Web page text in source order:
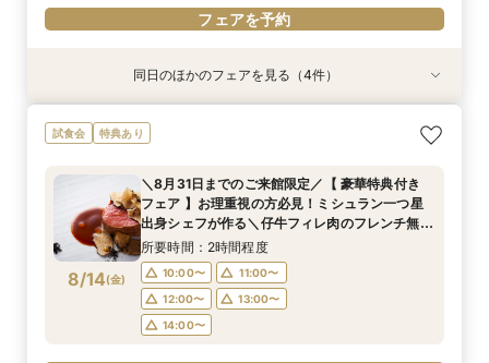
フェアを予約
特典あり
8/13(木)
＼8月31日までのご来館限定／【 豪華特典付き
フェア 】お理重視の方必見！ミシュラン一つ星
試食／ 不安解消* お2人安心相談会も◎
所要時間：2時間程度
15:00〜
16:00〜
17:00〜
18:00〜
19:00〜
フェアを予約
特典あり
8/13(木)
【限定BIGフェア】お料理重視の方必見！ ミシュ
ラン一つ星出身シェフが作る 仔牛フィレ肉のフ
談会も
所要時間：2時間程度
10:00〜
11:00〜
12:00〜
13:00〜
14:00〜
フェアを予約
特典あり
8/13(木)
【限定BIGフェア】お料理重視の方必見！ ミシュ
ラン一つ星出身シェフが作る 仔牛フィレ肉のフ
談会も
所要時間：2時間程度
15:00〜
16:00〜
17:00〜
18:00〜
19:00〜
フェアを予約
特典あり
8/13(木)
【お仕事帰りのお二人へ♪】美食フレンチも食べ
れる、90分クイック相談会！
18:00〜
19:00〜
20:00〜
フェアを予約
同日のほかのフェアを見る（4件）
試食会 特典あり
8/14(金)
＼8月31日までのご来館限定／【 豪華特典付き
フェア 】お理重視の方必見！ミシュラン一つ星
出身シェフが作る＼仔牛フィレ肉のフレンチ無料
試食／ 不安解消* お2人安心相談会も◎
所要時間：2時間程度
10:00〜
11:00〜
12:00〜
13:00〜
14:00〜